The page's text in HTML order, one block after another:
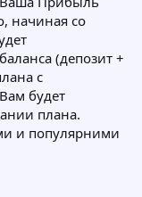
начиная со
(депозит +
с
будет
плана.
и популярними